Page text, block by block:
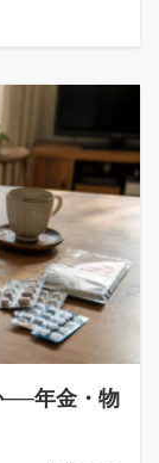
年金・物